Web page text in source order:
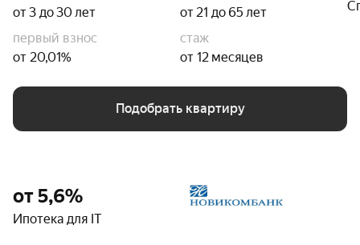
от 3 до 30 лет
от 21 до 65 лет
первый взнос
от 20,01%
стаж
от 12 месяцев
Подобрать квартиру
от 5,6%
Ипотека для IT